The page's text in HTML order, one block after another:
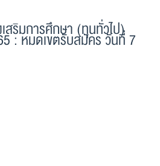
สริมการศึกษา (ทุนทั่วไป)
: หมดเขตรับสมัคร วันที่ 7